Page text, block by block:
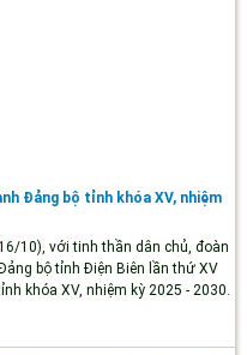
Đảng bộ tỉnh khóa XV, nhiệm
10), với tinh thần dân chủ, đoàn
bộ tỉnh Điện Biên lần thứ XV
khóa XV, nhiệm kỳ 2025 - 2030.